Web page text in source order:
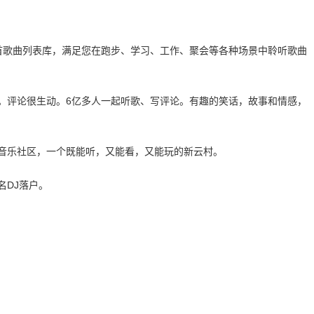
曲列表库，满足您在跑步、学习、工作、聚会等各种场景中聆听歌曲
论很生动。6亿多人一起听歌、写评论。有趣的笑话，故事和情感，
社区，一个既能听，又能看，又能玩的新云村。
落户。